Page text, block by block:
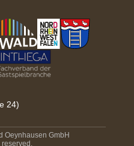
24)
Oeynhausen GmbH
reserved.